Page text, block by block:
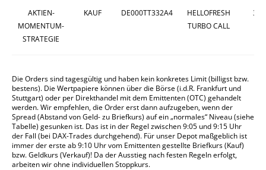
AKTIEN-
MOMENTUM-
STRATEGIE
KAUF DE000TT332A4
HELLOFRESH
TURBO CALL
39
Die Orders sind tagesgültig und haben kein konkretes Limit (billigst bzw.
bestens). Die Wertpapiere können über die Börse (i.d.R. Frankfurt und
Stuttgart) oder per Direkthandel mit dem Emittenten (OTC) gehandelt
werden. Wir empfehlen, die Order erst dann aufzugeben, wenn der
Spread (Abstand von Geld- zu Briefkurs) auf ein „normales“ Niveau (siehe
Tabelle) gesunken ist. Das ist in der Regel zwischen 9:05 und 9:15 Uhr
der Fall (bei DAX-Trades durchgehend). Für unser Depot maßgeblich ist
immer der erste ab 9:10 Uhr vom Emittenten gestellte Briefkurs (Kauf)
bzw. Geldkurs (Verkauf)! Da der Ausstieg nach festen Regeln erfolgt,
arbeiten wir ohne individuellen Stoppkurs.